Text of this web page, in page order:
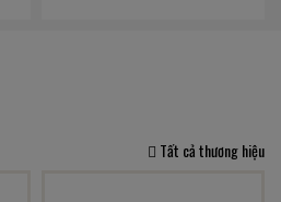
Tất cả thương hiệu